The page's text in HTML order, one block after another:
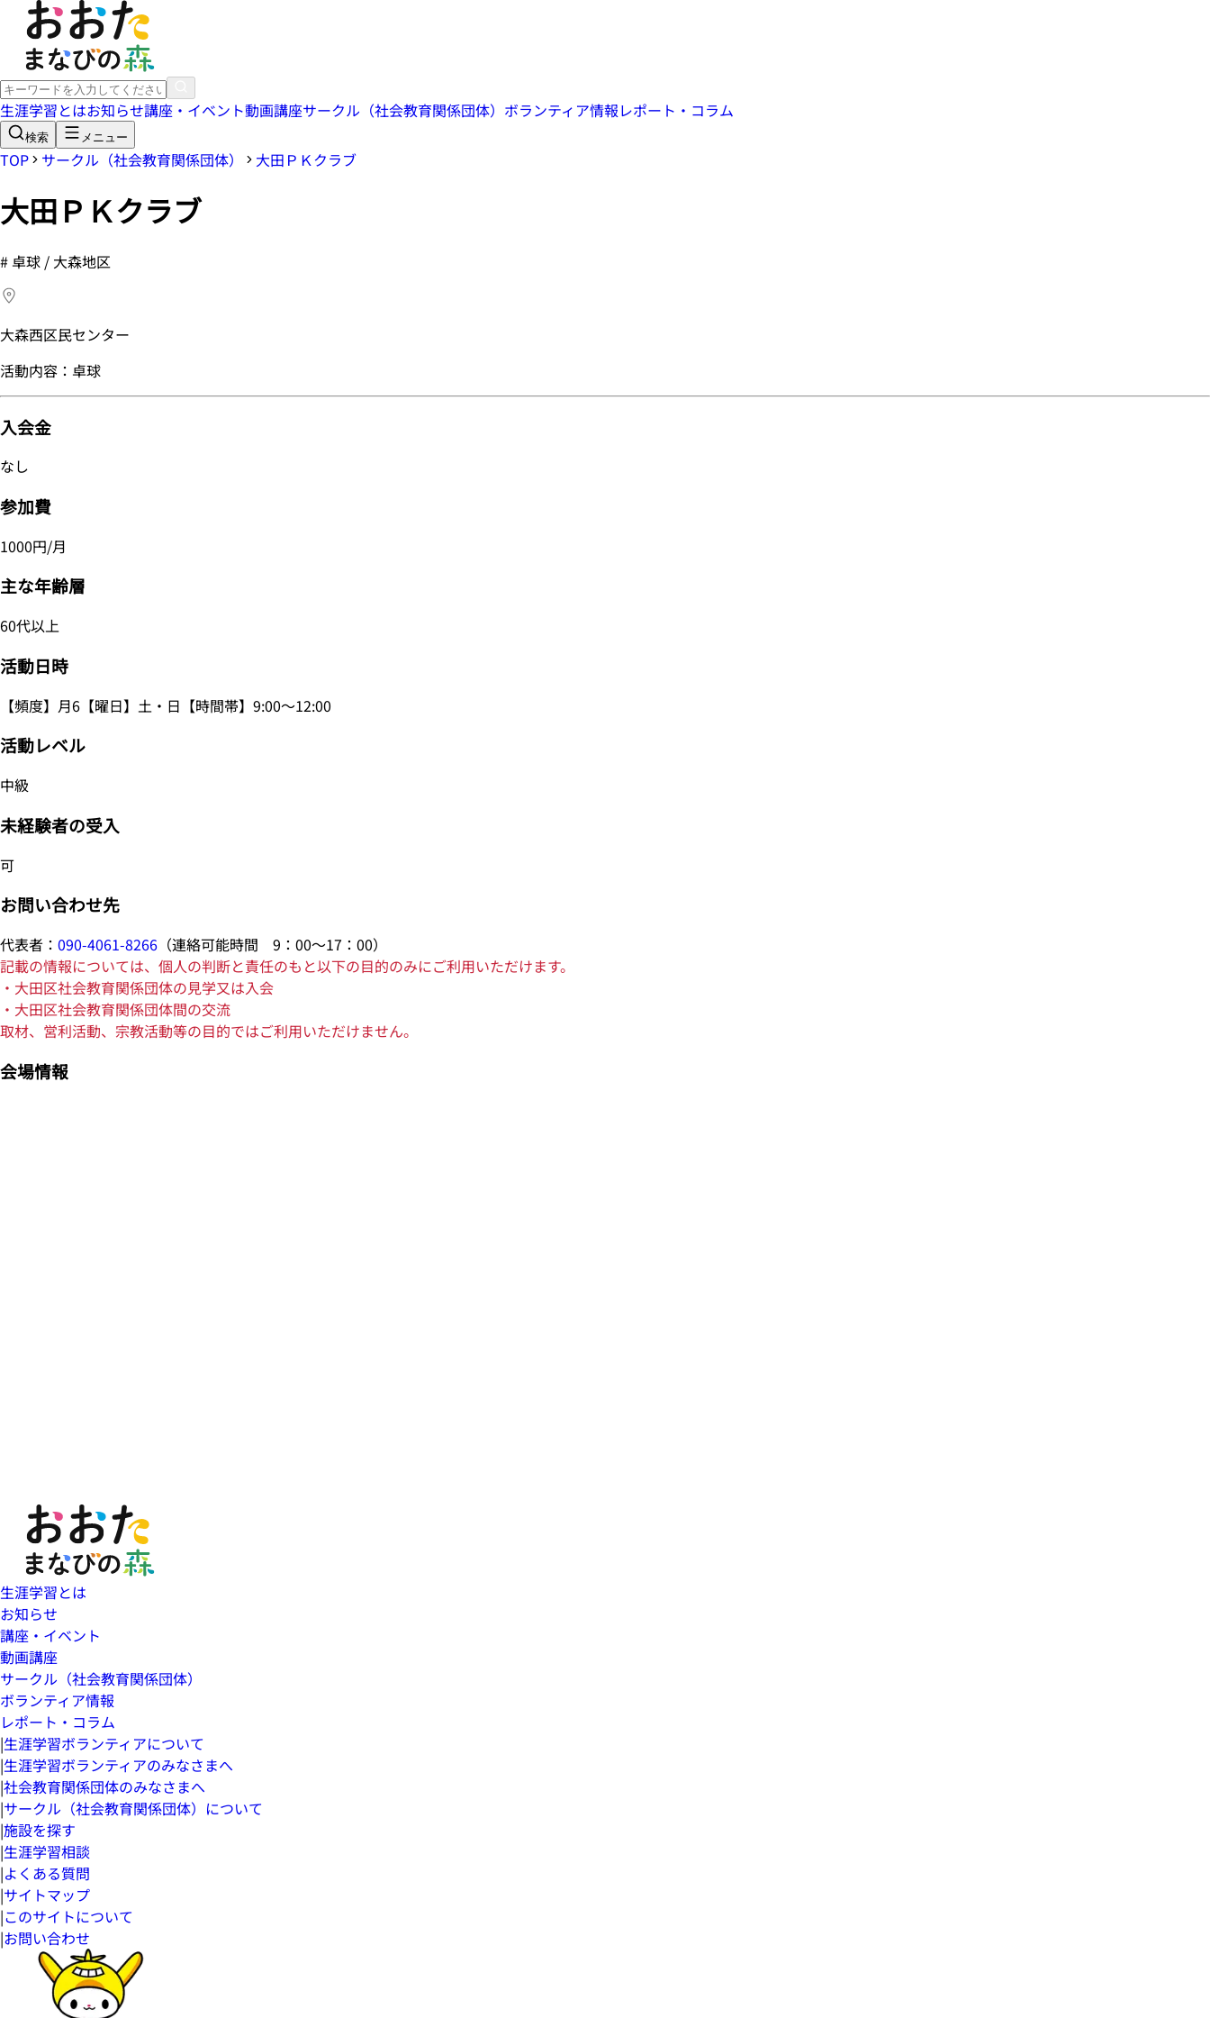
生涯学習とはお知らせ講座・イベント動画講座サークル（社会教育関係団体） ボランティア情報レポート・コラム
検索 メニュー
TOP サークル（社会教育関係団体） 大田ＰＫクラブ
大田ＰＫクラブ
# 卓球 / 大森地区
大森西区民センター
活動内容：卓球
入会金
なし
参加費
1000円/月
主な年齢層
60代以上
活動日時
【頻度】月6【曜日】土・日【時間帯】9:00～12:00
活動レベル
中級
未経験者の受入
可
お問い合わせ先
代表者： 090-4061-8266 （連絡可能時間 9：00～17：00）
記載の情報については、個人の判断と責任のもと以下の目的のみにご利用いただけます。
・大田区社会教育関係団体の見学又は入会
・大田区社会教育関係団体間の交流
取材、営利活動、宗教活動等の目的ではご利用いただけません。
会場情報
生涯学習とは
お知らせ
講座・イベント
動画講座
サークル（社会教育関係団体）
ボランティア情報
レポート・コラム
|生涯学習ボランティアについて
|生涯学習ボランティアのみなさまへ
|社会教育関係団体のみなさまへ
|サークル（社会教育関係団体）について
|施設を探す
|生涯学習相談
|よくある質問
|サイトマップ
|このサイトについて
|お問い合わせ